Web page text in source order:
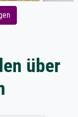
über